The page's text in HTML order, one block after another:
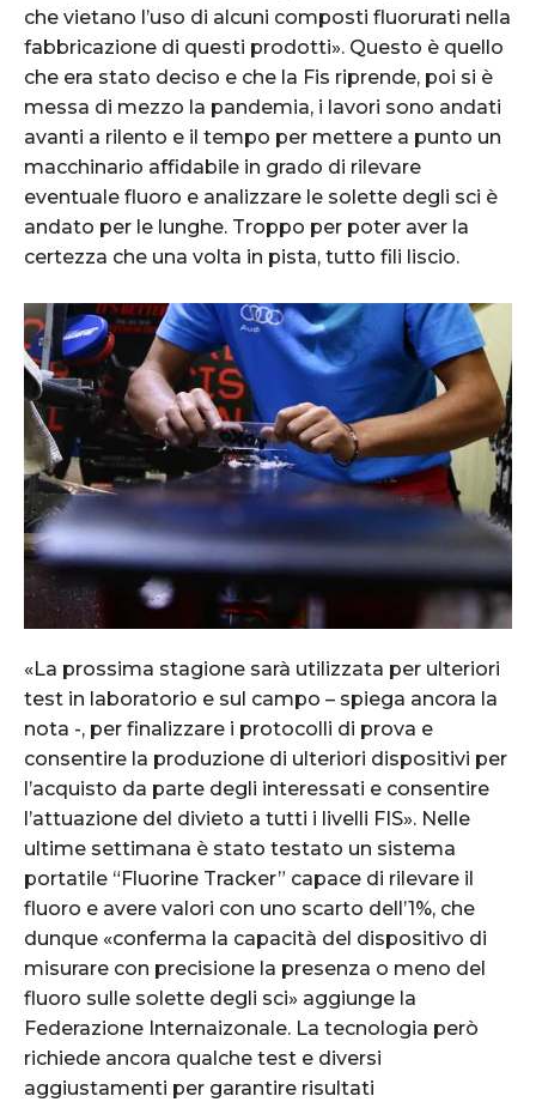
che vietano l’uso di alcuni composti fluorurati nella
fabbricazione di questi prodotti». Questo è quello
che era stato deciso e che la Fis riprende, poi si è
messa di mezzo la pandemia, i lavori sono andati
avanti a rilento e il tempo per mettere a punto un
macchinario affidabile in grado di rilevare
eventuale fluoro e analizzare le solette degli sci è
andato per le lunghe. Troppo per poter aver la
certezza che una volta in pista, tutto fili liscio.
«La prossima stagione sarà utilizzata per ulteriori
test in laboratorio e sul campo – spiega ancora la
nota -, per finalizzare i protocolli di prova e
consentire la produzione di ulteriori dispositivi per
l’acquisto da parte degli interessati e consentire
l’attuazione del divieto a tutti i livelli FIS». Nelle
ultime settimana è stato testato un sistema
portatile “Fluorine Tracker” capace di rilevare il
fluoro e avere valori con uno scarto dell’1%, che
dunque «conferma la capacità del dispositivo di
misurare con precisione la presenza o meno del
fluoro sulle solette degli sci» aggiunge la
Federazione Internaizonale. La tecnologia però
richiede ancora qualche test e diversi
aggiustamenti per garantire risultati